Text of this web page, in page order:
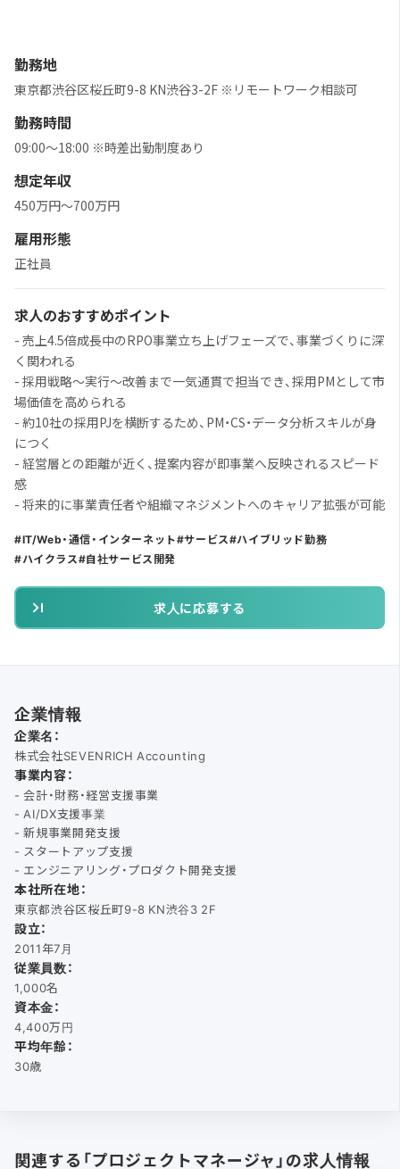
勤務地
東京都渋谷区桜丘町9-8 KN渋谷3-2F ※リモートワーク相談可
勤務時間
09:00～18:00 ※時差出勤制度あり
想定年収
450万円〜700万円
雇用形態
正社員
求人のおすすめポイント
- 売上4.5倍成長中のRPO事業立ち上げフェーズで、事業づくりに深
く関われる
- 採用戦略〜実行〜改善まで一気通貫で担当でき、採用PMとして市
場価値を高められる
- 約10社の採用PJを横断するため、PM・CS・データ分析スキルが身
につく
- 経営層との距離が近く、提案内容が即事業へ反映されるスピード
感
- 将来的に事業責任者や組織マネジメントへのキャリア拡張が可能
IT/Web・通信・インターネット サービス ハイブリッド勤務
ハイクラス
自社サービス開発
求人に応募する
企業情報
企業名：
株式会社SEVENRICH Accounting
事業内容：
- 会計・財務・経営支援事業
- AI/DX支援事業
- 新規事業開発支援
- スタートアップ支援
- エンジニアリング・プロダクト開発支援
本社所在地：
東京都渋谷区桜丘町9-8 KN渋谷3 2F
設立：
2011年7月
従業員数：
1,000名
資本金：
4,400万円
平均年齢：
30歳
関連する「プロジェクトマネージャ」の求人情報